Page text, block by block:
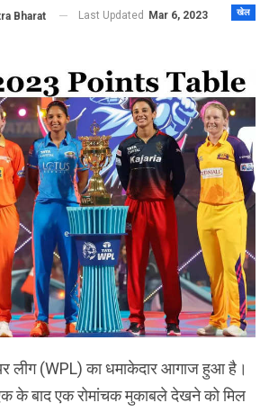
खेल
Bharat Last Updated
Mar 6, 2023
लीग (WPL) का धमाकेदार आगाज हुआ है।
के बाद एक रोमांचक मुकाबले देखने को मिल